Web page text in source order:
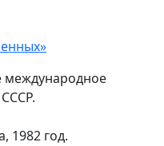
международное
1982 год.